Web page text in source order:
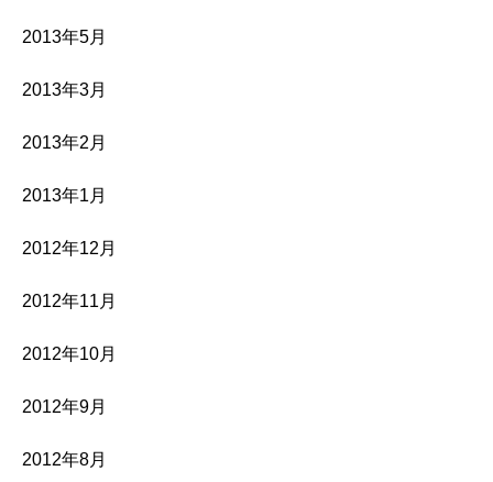
2013年5月
2013年3月
2013年2月
2013年1月
2012年12月
2012年11月
2012年10月
2012年9月
2012年8月